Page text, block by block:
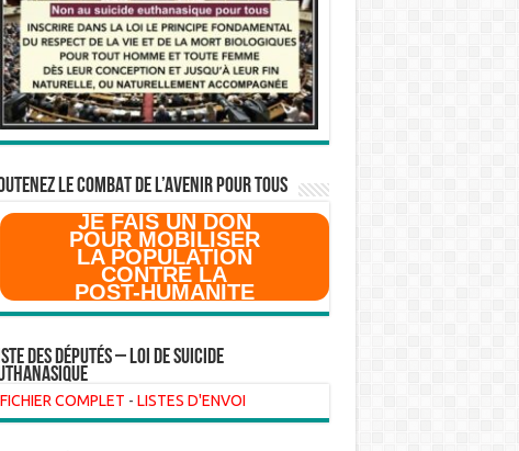
LE COMBAT DE L’AVenir pour Tous
JE FAIS UN DON
POUR MOBILISER
LA POPULATION
CONTRE LA
POST-HUMANITE
des Députés – Loi de suicide
FICHIER COMPLET - LISTES D'ENVOI